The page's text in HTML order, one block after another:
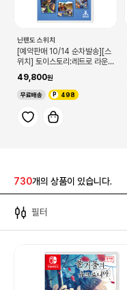
닌텐도 스위치
[예약판매 10/14 순차발송][스
위치] 토이스토리:레트로 라운
팩(Toy Story: Retro Round
up! + Toy Story 3 Comple
te Edition Double Pack)
49,800
무료배송 498
730개의 상품이 있습니다.
필터